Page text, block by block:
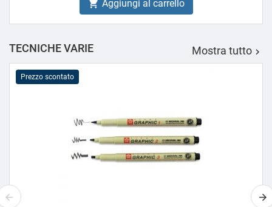
 Aggiungi al carrello
TECNICHE VARIE Mostra tutto 
Prezzo scontato